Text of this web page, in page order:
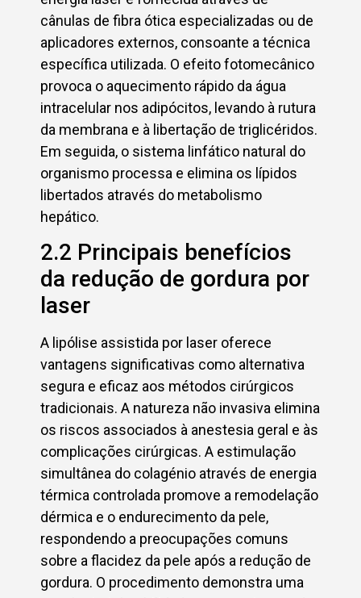
cânulas de fibra ótica especializadas ou de
aplicadores externos, consoante a técnica
específica utilizada. O efeito fotomecânico
provoca o aquecimento rápido da água
intracelular nos adipócitos, levando à rutura
da membrana e à libertação de triglicéridos.
Em seguida, o sistema linfático natural do
organismo processa e elimina os lípidos
libertados através do metabolismo
hepático.
2.2 Principais benefícios
da redução de gordura por
laser
A lipólise assistida por laser oferece
vantagens significativas como alternativa
segura e eficaz aos métodos cirúrgicos
tradicionais. A natureza não invasiva elimina
os riscos associados à anestesia geral e às
complicações cirúrgicas. A estimulação
simultânea do colagénio através de energia
térmica controlada promove a remodelação
dérmica e o endurecimento da pele,
respondendo a preocupações comuns
sobre a flacidez da pele após a redução de
gordura. O procedimento demonstra uma